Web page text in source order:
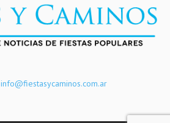
info@fiestasycaminos.com.ar